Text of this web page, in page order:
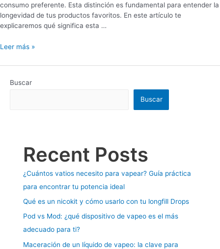
consumo preferente. Esta distinción es fundamental para entender la
longevidad de tus productos favoritos. En este artículo te
explicaremos qué significa esta …
Leer más »
Buscar
Buscar
Recent Posts
¿Cuántos vatios necesito para vapear? Guía práctica
para encontrar tu potencia ideal
Qué es un nicokit y cómo usarlo con tu longfill Drops
Pod vs Mod: ¿qué dispositivo de vapeo es el más
adecuado para ti?
Maceración de un líquido de vapeo: la clave para